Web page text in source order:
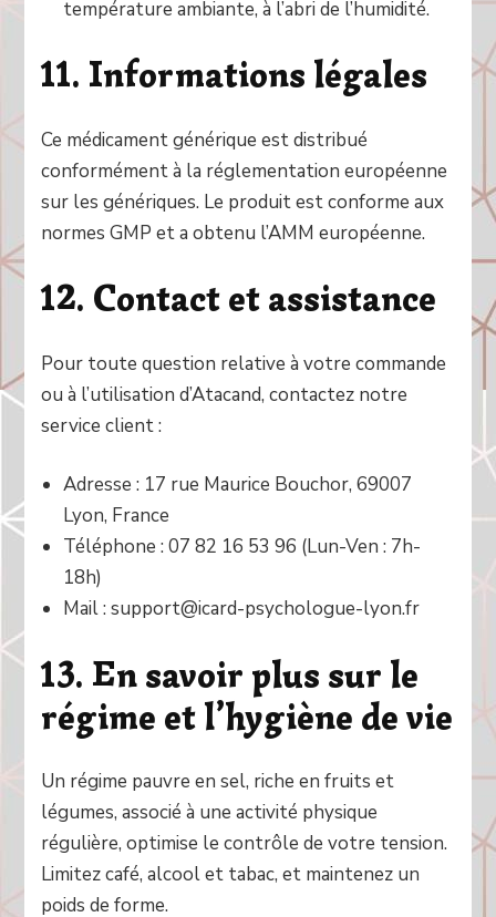
température ambiante, à l’abri de l’humidité.
11. Informations légales
Ce médicament générique est distribué
conformément à la réglementation européenne
sur les génériques. Le produit est conforme aux
normes GMP et a obtenu l’AMM européenne.
12. Contact et assistance
Pour toute question relative à votre commande
ou à l’utilisation d’Atacand, contactez notre
service client :
Adresse : 17 rue Maurice Bouchor, 69007
Lyon, France
Téléphone : 07 82 16 53 96 (Lun-Ven : 7h-
18h)
Mail : support@icard-psychologue-lyon.fr
13. En savoir plus sur le
régime et l’hygiène de vie
Un régime pauvre en sel, riche en fruits et
légumes, associé à une activité physique
régulière, optimise le contrôle de votre tension.
Limitez café, alcool et tabac, et maintenez un
poids de forme.